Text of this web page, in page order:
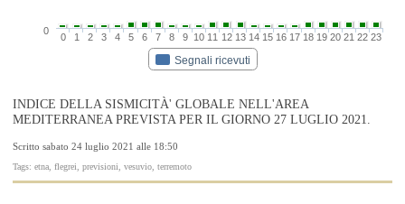
Segnali ricevuti
0 1 2 3 4 5 6 7 8 9 10 11 12 13 14 15 16 17 18 19 20 21 22 23
0
INDICE DELLA SISMICITÀ' GLOBALE NELL'AREA
MEDITERRANEA PREVISTA PER IL GIORNO 27 LUGLIO 2021.
Scritto sabato 24 luglio 2021 alle 18:50
Tags: etna, flegrei, previsioni, vesuvio, terremoto